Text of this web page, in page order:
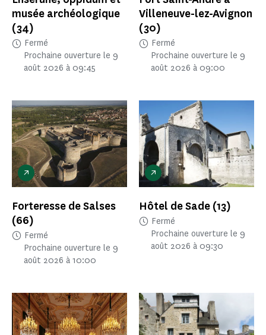
musée archéologique
(34)
Fermé
Prochaine ouverture le 9
août 2026 à 09:45
Villeneuve-lez-Avignon
(30)
Fermé
Prochaine ouverture le 9
août 2026 à 09:00
Forteresse de Salses
(66)
Fermé
Prochaine ouverture le 9
août 2026 à 10:00
Hôtel de Sade (13)
Fermé
Prochaine ouverture le 9
août 2026 à 09:30